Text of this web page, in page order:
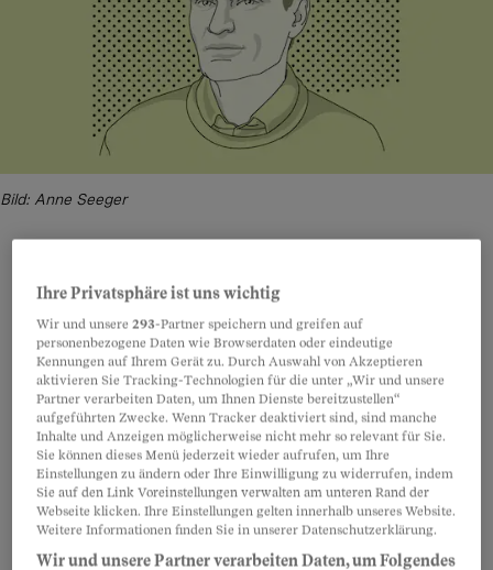
Bild: Anne Seeger
Anhören Kommentare
Artikel teilen
In Gesundheitsumfragen geben rund 85 Prozent
der Schweizerinnen und Schweizer in der Regel
ein gutes körperliches Befinden an. Bei der
psychischen Gesundheitsieht es ähnlich aus.
79 Prozent der Frauen und 86 Prozent der
Männer berichten von einer geringen
psychischen Belastung.
Ihre Privatsphäre ist uns wichtig
Wir und unsere293-Partner speichern und greifen auf
personenbezogene Daten wie Browserdaten oder eindeutige
Kennungen auf Ihrem Gerät zu. Durch Auswahl von Akzeptieren
aktivieren Sie Tracking-Technologien für die unter „Wir und unsere
Partner verarbeiten Daten, um Ihnen Dienste bereitzustellen“
aufgeführten Zwecke. Wenn Tracker deaktiviert sind, sind manche
Inhalte und Anzeigen möglicherweise nicht mehr so relevant für Sie.
Sie können dieses Menü jederzeit wieder aufrufen, um Ihre
Einstellungen zu ändern oder Ihre Einwilligung zu widerrufen, indem
Sie auf den Link Voreinstellungen verwalten am unteren Rand der
Webseite klicken. Ihre Einstellungen gelten innerhalb unseres Website.
Weitere Informationen finden Sie in unserer Datenschutzerklärung.
Wir und unsere Partner verarbeiten Daten, um Folgendes